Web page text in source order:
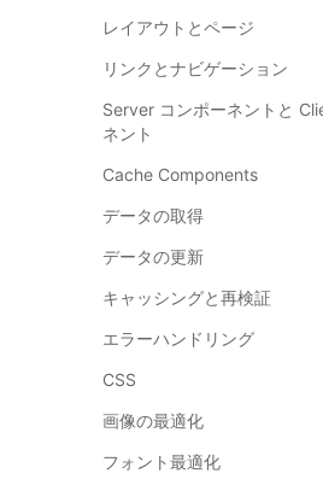
レイアウトとページ
リンクとナビゲーション
Server コンポーネントと
ネント
Cache Components
データの取得
データの更新
キャッシングと再検証
エラーハンドリング
CSS
画像の最適化
フォント最適化